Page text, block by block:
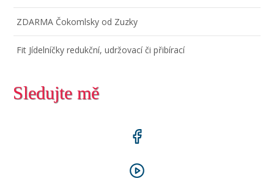
ZDARMA Čokomlsky od Zuzky
Fit Jídelníčky redukční, udržovací či přibírací
Sledujte mě